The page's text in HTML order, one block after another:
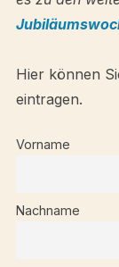
Hier können
eintragen.
Vorname
Nachname